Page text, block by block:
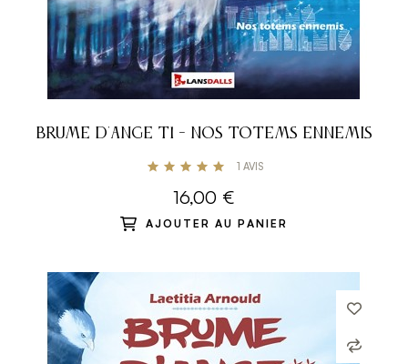
BRUME D'ANGE T1 - NOS TOTEMS ENNEMIS
1 AVIS
16,00 €
AJOUTER AU PANIER